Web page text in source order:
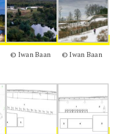
© Iwan Baan © Iwan Baan